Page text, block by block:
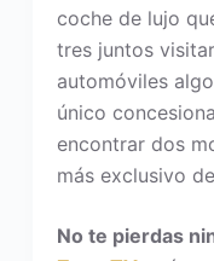
coche de lujo
tres juntos
automóviles
único
encontrar dos
más exclusivo
No te pierdas